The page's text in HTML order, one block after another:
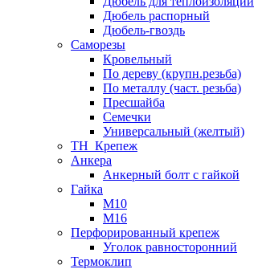
Дюбель распорный
Дюбель-гвоздь
Саморезы
Кровельный
По дереву (крупн.резьба)
По металлу (част. резьба)
Пресшайба
Семечки
Универсальный (желтый)
ТН_Крепеж
Анкера
Анкерный болт с гайкой
Гайка
М10
М16
Перфорированный крепеж
Уголок равносторонний
Термоклип